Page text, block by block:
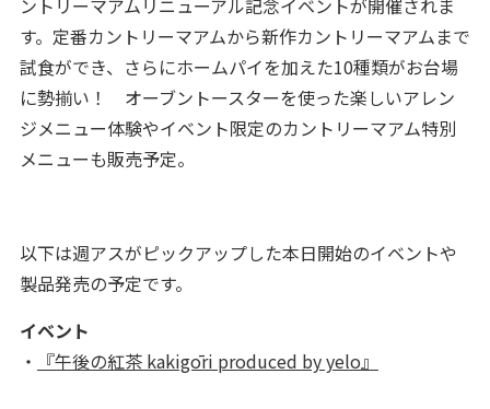
ントリーマアムリニューアル記念イベントが開催されま
す。定番カントリーマアムから新作カントリーマアムまで
試食ができ、さらにホームパイを加えた10種類がお台場
に勢揃い！ オーブントースターを使った楽しいアレン
ジメニュー体験やイベント限定のカントリーマアム特別
メニューも販売予定。
以下は週アスがピックアップした本日開始のイベントや
製品発売の予定です。
イベント
・
『午後の紅茶 kakigōri produced by yelo』